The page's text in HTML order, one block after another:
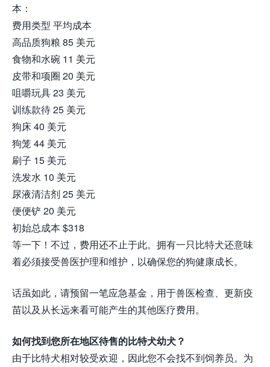
本：
费用类型 平均成本
高品质狗粮 85 美元
食物和水碗 11 美元
皮带和项圈 20 美元
咀嚼玩具 23 美元
训练款待 25 美元
狗床 40 美元
狗笼 44 美元
刷子 15 美元
洗发水 10 美元
尿液清洁剂 25 美元
便便铲 20 美元
初始总成本 $318
等一下！不过，费用还不止于此。拥有一只比特犬还意味
着必须接受兽医护理和维护，以确保您的狗健康成长。
话虽如此，请预留一笔应急基金，用于兽医检查、更新疫
苗以及从长远来看可能产生的其他医疗费用。
如何找到您所在地区待售的比特犬幼犬？
由于比特犬相对较受欢迎，因此您不会找不到饲养员。为